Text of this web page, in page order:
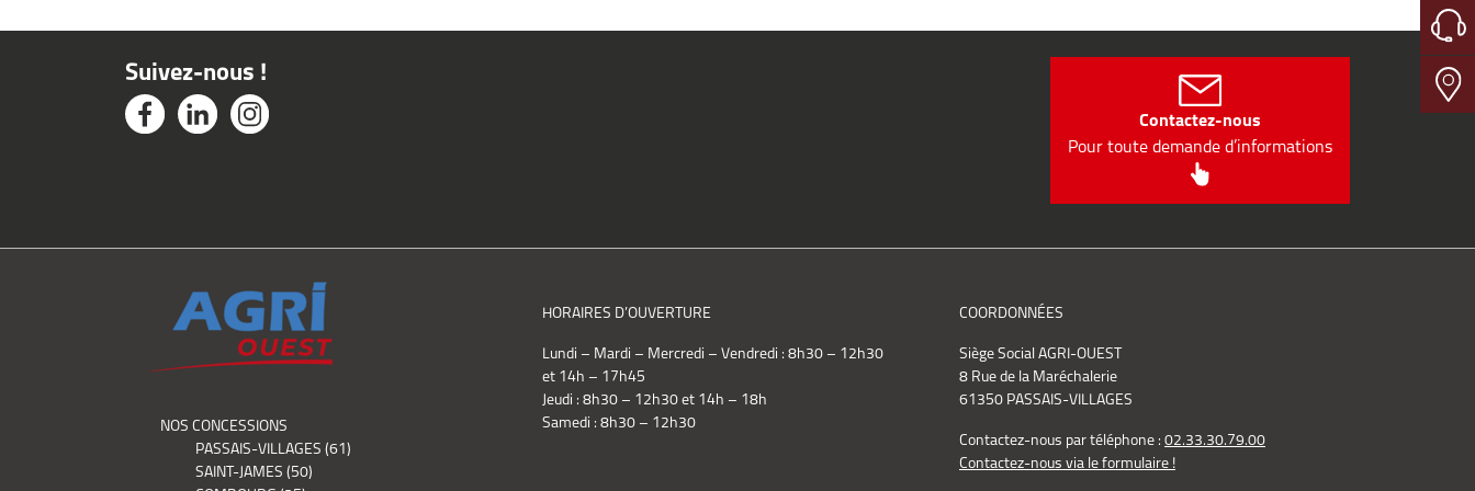
Suivez-nous !
Contactez-nous
Pour toute demande d’informations
NOS CONCESSIONS
PASSAIS-VILLAGES (61)
SAINT-JAMES (50)
HORAIRES D’OUVERTURE
Lundi – Mardi – Mercredi – Vendredi : 8h30 – 12h30
et 14h – 17h45
Jeudi : 8h30 – 12h30 et 14h – 18h
Samedi : 8h30 – 12h30
COORDONNÉES
Siège Social AGRI-OUEST
8 Rue de la Maréchalerie
61350 PASSAIS-VILLAGES
Contactez-nous par téléphone : 02.33.30.79.00
Contactez-nous via le formulaire !